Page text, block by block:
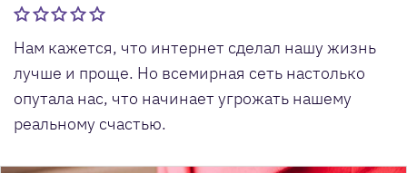
Нам кажется, что интернет сделал нашу жизнь
лучше и проще. Но всемирная сеть настолько
опутала нас, что начинает угрожать нашему
реальному счастью.